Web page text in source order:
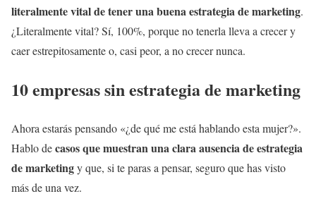
literalmente vital de tener una buena estrategia de marketing.
¿Literalmente vital? Sí, 100%, porque no tenerla lleva a crecer y
caer estrepitosamente o, casi peor, a no crecer nunca.
10 empresas sin estrategia de marketing
Ahora estarás pensando «¿de qué me está hablando esta mujer?».
Hablo decasos que muestran una clara ausencia de estrategia
de marketingy que, si te paras a pensar, seguro que has visto
más de una vez.